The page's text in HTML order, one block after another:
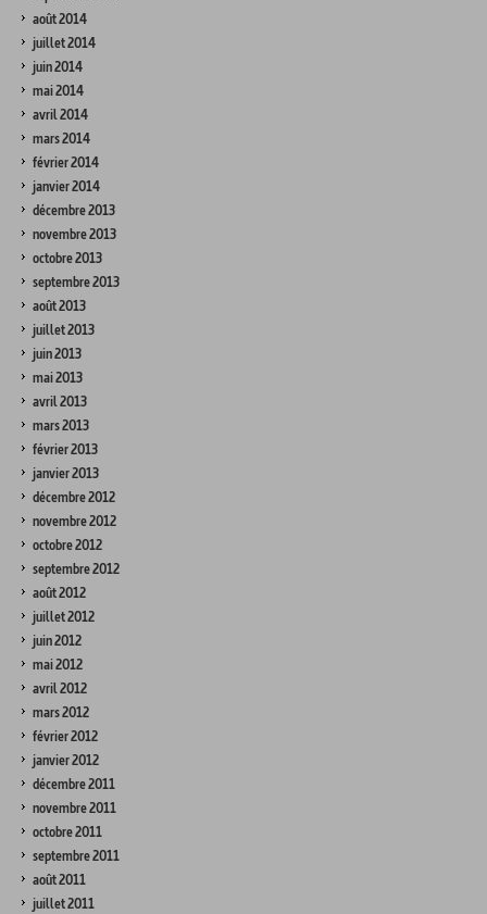
août 2014
juillet 2014
juin 2014
mai 2014
avril 2014
mars 2014
février 2014
janvier 2014
décembre 2013
novembre 2013
octobre 2013
septembre 2013
août 2013
juillet 2013
juin 2013
mai 2013
avril 2013
mars 2013
février 2013
janvier 2013
décembre 2012
novembre 2012
octobre 2012
septembre 2012
août 2012
juillet 2012
juin 2012
mai 2012
avril 2012
mars 2012
février 2012
janvier 2012
décembre 2011
novembre 2011
octobre 2011
septembre 2011
août 2011
juillet 2011